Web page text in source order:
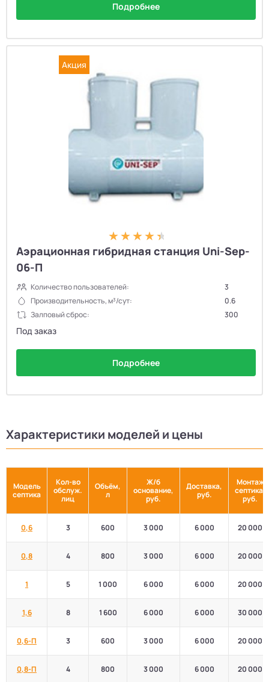
Подробнее
Акция
Аэрационная гибридная станция Uni-Sep-
06-П
Количество пользователей:
3
Производительность, м³/сут:
0.6
Залповый сброс:
300
Под заказ
Подробнее
Характеристики моделей и цены
Модель
септика
Кол-во
обслуж.
лиц
Объём,
л
Ж/б
основание,
руб.
Доставка,
руб.
Монтаж
септика,
руб.
0,6 3 600 3 000 6 000 20 000
0,8 4 800 3 000 6 000 20 000
1 5 1 000 6 000 6 000 20 000
1,6 8 1 600 6 000 6 000 30 000
0,6-П 3 600 3 000 6 000 20 000
0,8-П 4 800 3 000 6 000 20 000